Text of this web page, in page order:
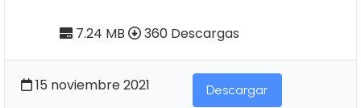
7.24 MB 360 Descargas
15 noviembre 2021 Descargar